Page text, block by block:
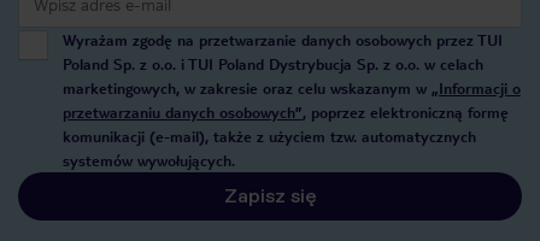
Wyrażam zgodę na przetwarzanie danych osobowych przez TUI
Poland Sp. z o.o. i TUI Poland Dystrybucja Sp. z o.o. w celach
marketingowych, w zakresie oraz celu wskazanym w „Informacji o
przetwarzaniu danych osobowych”, poprzez elektroniczną formę
komunikacji (e-mail), także z użyciem tzw. automatycznych
systemów wywołujących.
Zapisz się